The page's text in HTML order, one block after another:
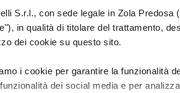
S.r.l., con sede legale in Zola
in qualità di titolare del trattamento,
dei cookie su questo sito.
i cookie per garantire la funzionalità
dei social media e per